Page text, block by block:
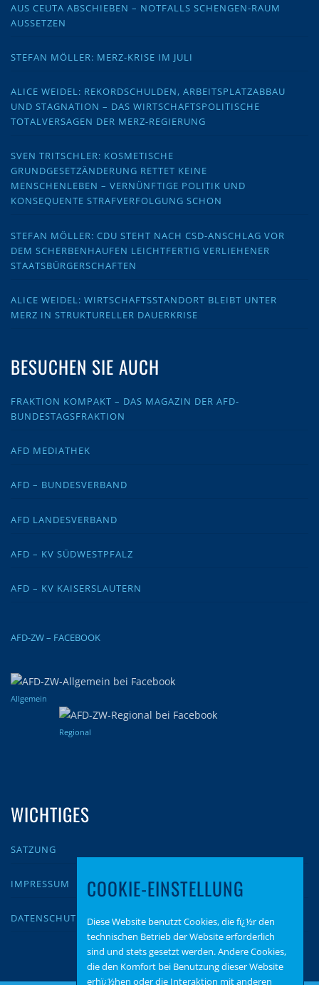
AUS CEUTA ABSCHIEBEN – NOTFALLS SCHENGEN-RAUM
AUSSETZEN
STEFAN MÖLLER: MERZ-KRISE IM JULI
ALICE WEIDEL: REKORDSCHULDEN, ARBEITSPLATZABBAU
UND STAGNATION – DAS WIRTSCHAFTSPOLITISCHE
TOTALVERSAGEN DER MERZ-REGIERUNG
SVEN TRITSCHLER: KOSMETISCHE
GRUNDGESETZÄNDERUNG RETTET KEINE
MENSCHENLEBEN – VERNÜNFTIGE POLITIK UND
KONSEQUENTE STRAFVERFOLGUNG SCHON
STEFAN MÖLLER: CDU STEHT NACH CSD-ANSCHLAG VOR
DEM SCHERBENHAUFEN LEICHTFERTIG VERLIEHENER
STAATSBÜRGERSCHAFTEN
ALICE WEIDEL: WIRTSCHAFTSSTANDORT BLEIBT UNTER
MERZ IN STRUKTURELLER DAUERKRISE
BESUCHEN SIE AUCH
FRAKTION KOMPAKT – DAS MAGAZIN DER AFD-
BUNDESTAGSFRAKTION
AFD MEDIATHEK
AFD – BUNDESVERBAND
AFD LANDESVERBAND
AFD – KV SÜDWESTPFALZ
AFD – KV KAISERSLAUTERN
AFD-ZW – FACEBOOK
Allgemein
Regional
WICHTIGES
SATZUNG
IMPRESSUM
DATENSCHUTZ
COOKIE-EINSTELLUNG
Diese Website benutzt Cookies, die fï¿½r den
technischen Betrieb der Website erforderlich
sind und stets gesetzt werden. Andere Cookies,
die den Komfort bei Benutzung dieser Website
erhï¿½hen oder die Interaktion mit anderen